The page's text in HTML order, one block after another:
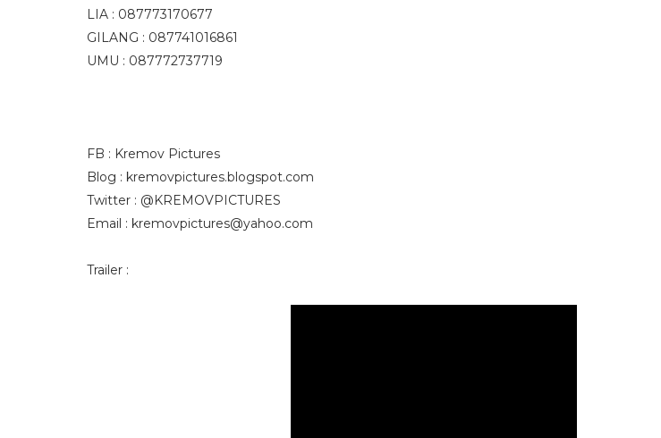
LIA : 087773170677
GILANG : 087741016861
UMU : 087772737719
FB : Kremov Pictures
Blog : kremovpictures.blogspot.com
Twitter : @KREMOVPICTURES
Email : kremovpictures@yahoo.com
Trailer :